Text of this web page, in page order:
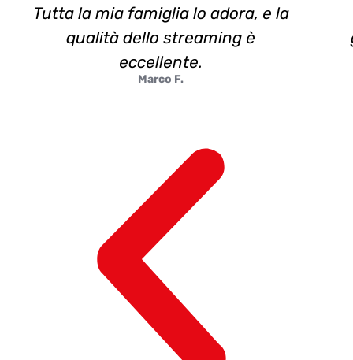
Tutta la mia famiglia lo adora, e la
qualità dello streaming è
eccellente.
Marco F.